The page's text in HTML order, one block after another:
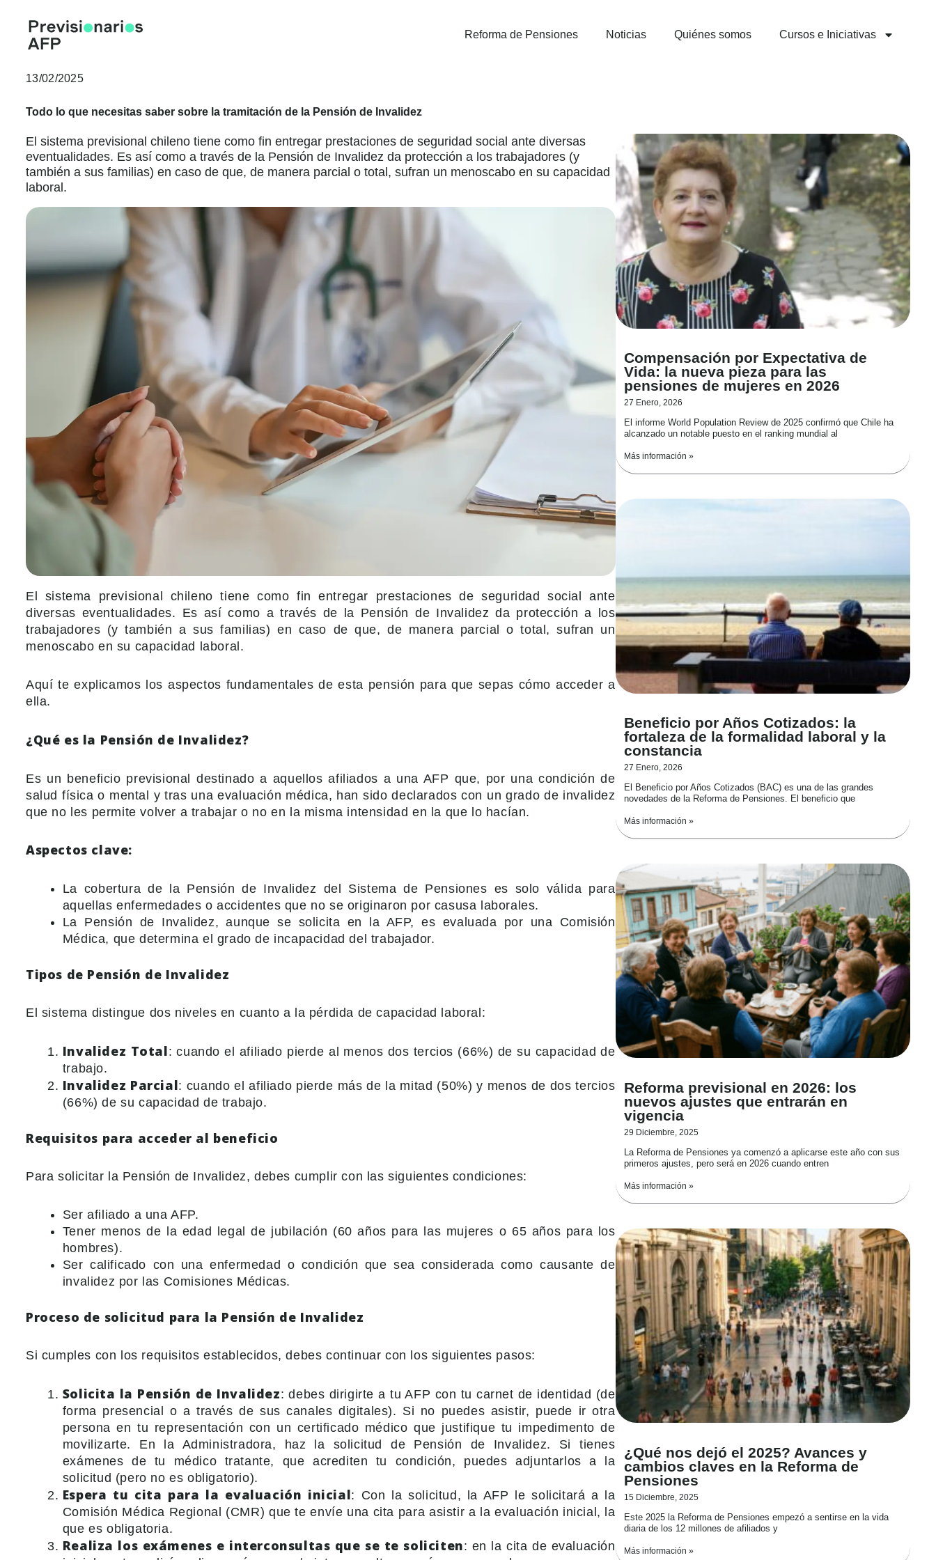
contenido
Reforma de Pensiones Noticias Quiénes somos Cursos e Iniciativas
13/02/2025
Todo lo que necesitas saber sobre la tramitación de la Pensión de Invalidez
El sistema previsional chileno tiene como fin entregar prestaciones de seguridad social ante diversas
eventualidades. Es así como a través de la Pensión de Invalidez da protección a los trabajadores (y
también a sus familias) en caso de que, de manera parcial o total, sufran un menoscabo en su capacidad
laboral.
El sistema previsional chileno tiene como fin entregar prestaciones de seguridad social ante
diversas eventualidades. Es así como a través de la Pensión de Invalidez da protección a los
trabajadores (y también a sus familias) en caso de que, de manera parcial o total, sufran un
menoscabo en su capacidad laboral.
Aquí te explicamos los aspectos fundamentales de esta pensión para que sepas cómo acceder a
ella.
¿Qué es la Pensión de Invalidez?
Es un beneficio previsional destinado a aquellos afiliados a una AFP que, por una condición de
salud física o mental y tras una evaluación médica, han sido declarados con un grado de invalidez
que no les permite volver a trabajar o no en la misma intensidad en la que lo hacían.
Aspectos clave:
La cobertura de la Pensión de Invalidez del Sistema de Pensiones es solo válida para
aquellas enfermedades o accidentes que no se originaron por casusa laborales.
La Pensión de Invalidez, aunque se solicita en la AFP, es evaluada por una Comisión
Médica, que determina el grado de incapacidad del trabajador.
Tipos de Pensión de Invalidez
El sistema distingue dos niveles en cuanto a la pérdida de capacidad laboral:
Invalidez Total: cuando el afiliado pierde al menos dos tercios (66%) de su capacidad de
trabajo.
Invalidez Parcial: cuando el afiliado pierde más de la mitad (50%) y menos de dos tercios
(66%) de su capacidad de trabajo.
Requisitos para acceder al beneficio
Para solicitar la Pensión de Invalidez, debes cumplir con las siguientes condiciones:
Ser afiliado a una AFP.
Tener menos de la edad legal de jubilación (60 años para las mujeres o 65 años para los
hombres).
Ser calificado con una enfermedad o condición que sea considerada como causante de
invalidez por las Comisiones Médicas.
Proceso de solicitud para la Pensión de Invalidez
Si cumples con los requisitos establecidos, debes continuar con los siguientes pasos:
Solicita la Pensión de Invalidez: debes dirigirte a tu AFP con tu carnet de identidad (de
forma presencial o a través de sus canales digitales). Si no puedes asistir, puede ir otra
persona en tu representación con un certificado médico que justifique tu impedimento de
movilizarte. En la Administradora, haz la solicitud de Pensión de Invalidez. Si tienes
exámenes de tu médico tratante, que acrediten tu condición, puedes adjuntarlos a la
solicitud (pero no es obligatorio).
Espera tu cita para la evaluación inicial: Con la solicitud, la AFP le solicitará a la
Comisión Médica Regional (CMR) que te envíe una cita para asistir a la evaluación inicial, la
que es obligatoria.
Realiza los exámenes e interconsultas que se te soliciten: en la cita de evaluación
Compensación por Expectativa de
Vida: la nueva pieza para las
pensiones de mujeres en 2026
27 Enero, 2026
El informe World Population Review de 2025 confirmó que Chile ha
alcanzado un notable puesto en el ranking mundial al
Más información »
Beneficio por Años Cotizados: la
fortaleza de la formalidad laboral y la
constancia
27 Enero, 2026
El Beneficio por Años Cotizados (BAC) es una de las grandes
novedades de la Reforma de Pensiones. El beneficio que
Más información »
Reforma previsional en 2026: los
nuevos ajustes que entrarán en
vigencia
29 Diciembre, 2025
La Reforma de Pensiones ya comenzó a aplicarse este año con sus
primeros ajustes, pero será en 2026 cuando entren
Más información »
¿Qué nos dejó el 2025? Avances y
cambios claves en la Reforma de
Pensiones
15 Diciembre, 2025
Este 2025 la Reforma de Pensiones empezó a sentirse en la vida
diaria de los 12 millones de afiliados y
Más información »